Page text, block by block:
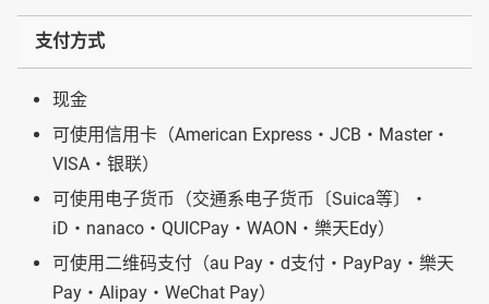
支付方式
现金
可使用信用卡（American Express・JCB・Master・
VISA・银联）
可使用电子货币（交通系电子货币〔Suica等〕・
iD・nanaco・QUICPay・WAON・樂天Edy）
可使用二维码支付（au Pay・d支付・PayPay・樂天
Pay・Alipay・WeChat Pay）